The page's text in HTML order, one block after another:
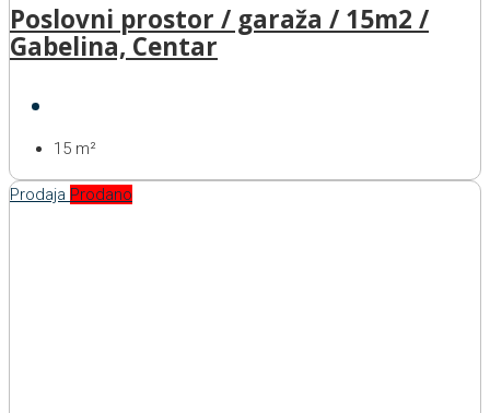
Poslovni prostor / garaža / 15m2 /
Gabelina, Centar
15 m²
Prodaja Prodano